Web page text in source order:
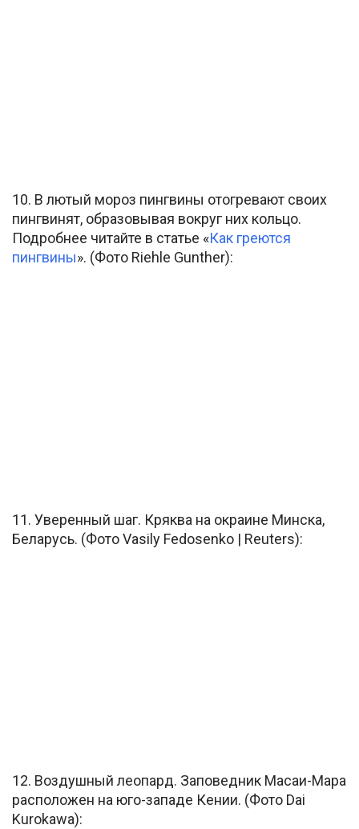
10. В лютый мороз пингвины отогревают своих
пингвинят, образовывая вокруг них кольцо.
Подробнее читайте в статье «Как греются
пингвины». (Фото Riehle Gunther):
11. Уверенный шаг. Кряква на окраине Минска,
Беларусь. (Фото Vasily Fedosenko | Reuters):
12. Воздушный леопард. Заповедник Масаи-Мара
расположен на юго-западе Кении. (Фото Dai
Kurokawa):